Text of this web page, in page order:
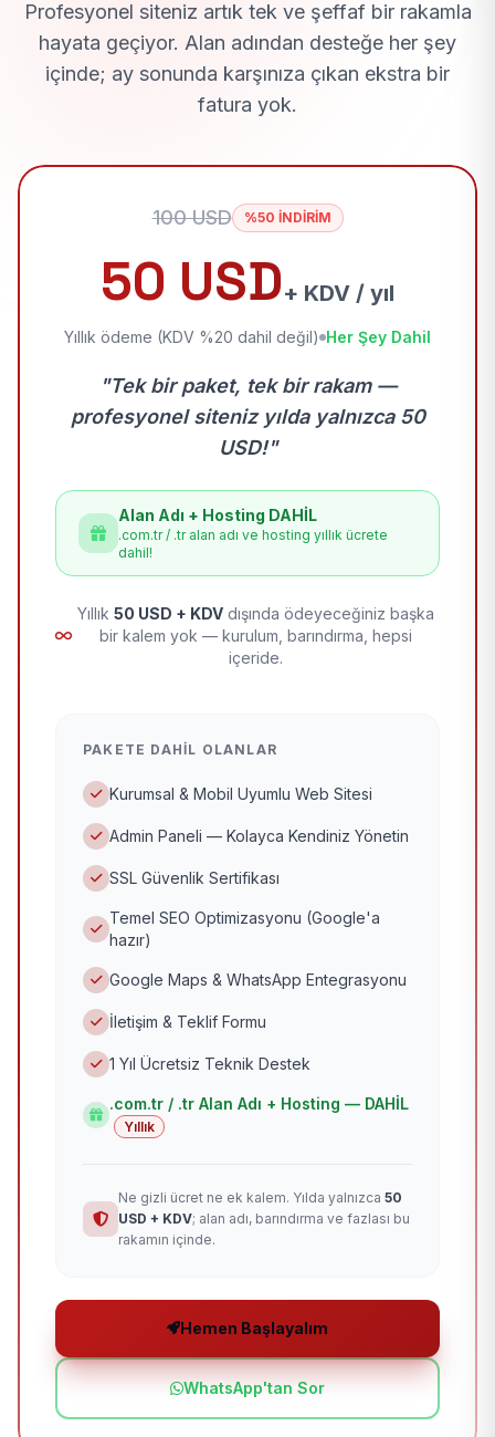
Profesyonel siteniz artık tek ve şeffaf bir rakamla
hayata geçiyor. Alan adından desteğe her şey
içinde; ay sonunda karşınıza çıkan ekstra bir
fatura yok.
100 USD %50 İNDİRİM
50 USD+ KDV / yıl
Yıllık ödeme (KDV %20 dahil değil) Her Şey Dahil
"Tek bir paket, tek bir rakam —
profesyonel siteniz yılda yalnızca 50
USD!"
Alan Adı + Hosting DAHİL
.com.tr / .tr alan adı ve hosting yıllık ücrete
dahil!
Yıllık 50 USD + KDV dışında ödeyeceğiniz başka
bir kalem yok — kurulum, barındırma, hepsi
içeride.
PAKETE DAHIL OLANLAR
Kurumsal & Mobil Uyumlu Web Sitesi
Admin Paneli — Kolayca Kendiniz Yönetin
SSL Güvenlik Sertifikası
Temel SEO Optimizasyonu (Google'a
hazır)
Google Maps & WhatsApp Entegrasyonu
İletişim & Teklif Formu
1 Yıl Ücretsiz Teknik Destek
.com.tr / .tr Alan Adı + Hosting — DAHİL
Yıllık
Ne gizli ücret ne ek kalem. Yılda yalnızca 50
USD + KDV; alan adı, barındırma ve fazlası bu
rakamın içinde.
Hemen Başlayalım
WhatsApp'tan Sor